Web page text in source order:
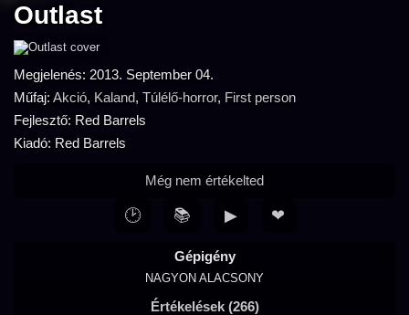
Outlast
Megjelenés: 2013. September 04.
Műfaj: Akció, Kaland, Túlélő-horror, First person
Fejlesztő: Red Barrels
Kiadó: Red Barrels
Gépigény
NAGYON ALACSONY
Értékelések (266)
Még nem értékelted
🕑 📚 ▶ ❤